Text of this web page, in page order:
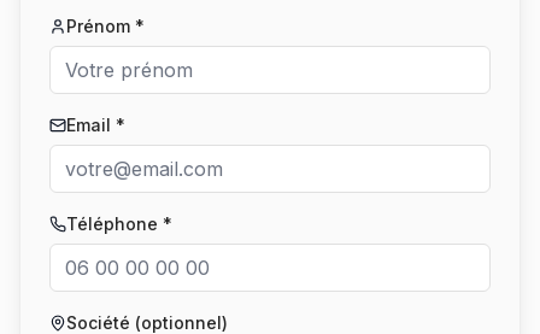
Prénom *
Email *
Téléphone *
Société (optionnel)